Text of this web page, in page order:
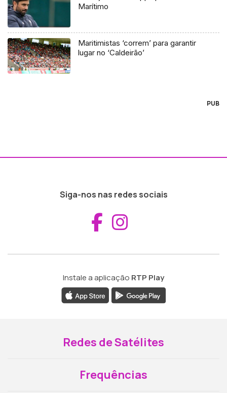
Marítimo
Maritimistas ‘correm’ para garantir
lugar no ‘Caldeirão’
PUB
Siga-nos nas redes sociais
Aceder ao
Instale a aplicação RTP Play
Redes de Satélites
Frequências